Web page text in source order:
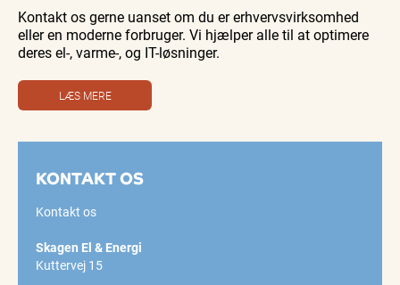
Kontakt os gerne uanset om du er erhvervsvirksomhed
eller en moderne forbruger. Vi hjælper alle til at optimere
deres el-, varme-, og IT-løsninger.
LÆS MERE
KONTAKT OS
Kontakt os
Skagen El & Energi
Kuttervej 15